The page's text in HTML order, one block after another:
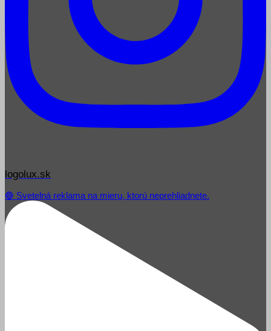
logolux.sk
🔵 Svetelná reklama na mieru, ktorú neprehliadnete.